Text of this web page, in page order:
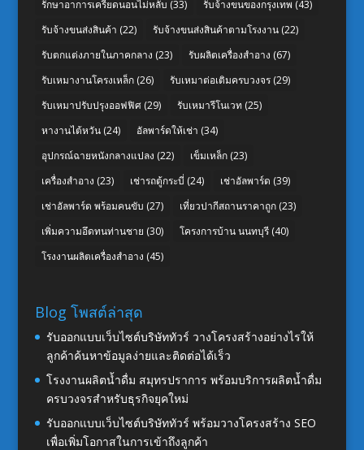
รักษาอาการเครียดนอนไม่หลับ (33) รับจ้างขนของกรุงเทพ (43)
รับจ้างขนส่งสินค้า (22) รับจ้างขนส่งสินค้าตามโรงงาน(22)
รับตกแต่งภายในภาคกลาง (23) รับผลิตเครื่องสำอาง (67)
รับเหมางานโครงเหล็ก(26) รับเหมาต่อเติมครบวงจร(29)
รับเหมาปรับปรุงออฟฟิศ(29) รับเหมารีโนเวท (25)
หางานไต้หวัน(24) อัลพาร์ดให้เช่า (34)
อุปกรณ์ฉายหนังกลางแปลง (22) เข็มเหล็ก(23)
เครื่องสำอาง (23) เช่ารถตู้กระบี่ (24) เช่าอัลพาร์ด (39)
เช่าอัลพาร์ด พร้อมคนขับ (27) เที่ยวปากีสถานราคาถูก(23)
เพิ่มความอึดทนท่านชาย (30) โครงการบ้าน นนทบุรี(40)
โรงงานผลิตเครื่องสำอาง (45)
Blog โพสต์ล่าสุด
รับออกแบบเว็บไซต์บริษัททัวร์ วางโครงสร้างอย่างไรให้
ลูกค้าค้นหาข้อมูลง่ายและติดต่อได้เร็ว
โรงงานผลิตน้ำดื่ม สมุทรปราการ พร้อมบริการผลิตน้ำดื่ม
ครบวงจรสำหรับธุรกิจยุคใหม่
รับออกแบบเว็บไซต์บริษัททัวร์ พร้อมวางโครงสร้าง SEO
เพื่อเพิ่มโอกาสในการเข้าถึงลูกค้า